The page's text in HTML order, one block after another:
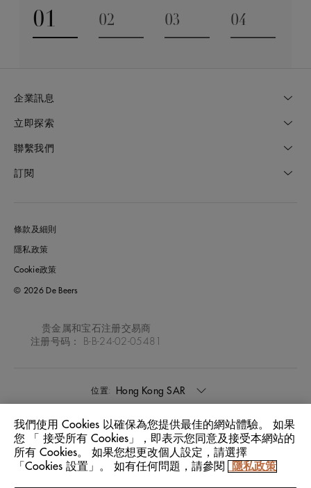
01
Go to slide 1
02
03
04
企業訊息
立即探索
聯繫我們
訂閱
條款及細則
隱私政策
Cookie政策
© 2026 De Beers
贵金属和宝石注册交易商
注册号码： B-B-24-02-05481
位置: Hong Kong SAR
語言: 中文
我們使用 Cookies 以確保為您提供最佳的網站體驗。 如果
您 「 接受所有 Cookies」，即表示您同意及接受本網站的
所有 Cookies。 如果您想更改個人設定，請選擇
「Cookies 設置」。 如有任何問題，請參閱
隱私政策